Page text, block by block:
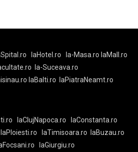
laHotel.ro la-Masa.ro laMall.ro
la-Suceava.ro
laBalti.ro
laPiatraNeamt.ro
laClujNapoca.ro
laConstanta.ro
laPloiesti.ro laTimisoara.ro
laBuzau.ro
laGiurgiu.ro